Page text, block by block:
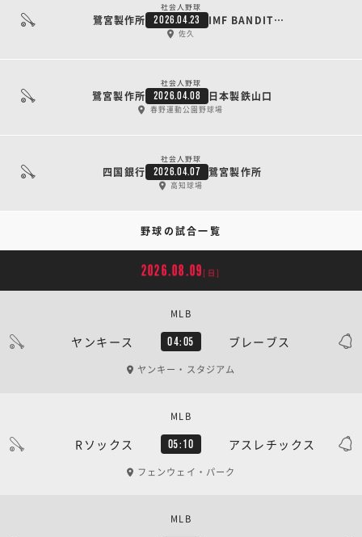
社会人野球
鷺宮製作所 2026.04.23 IMF BANDITS富山
佐久
社会人野球
鷺宮製作所 2026.04.08 日本製鉄山口
春野運動公園野球場
社会人野球
四国銀行 2026.04.07 鷺宮製作所
高知球場
野球の試合一覧
2026.08.09 [日]
ヤンキース 04:05 ブレーブス
MLB
ヤンキー・スタジアム
Rソックス 05:10 アスレチックス
MLB
フェンウェイ・パーク
MLB